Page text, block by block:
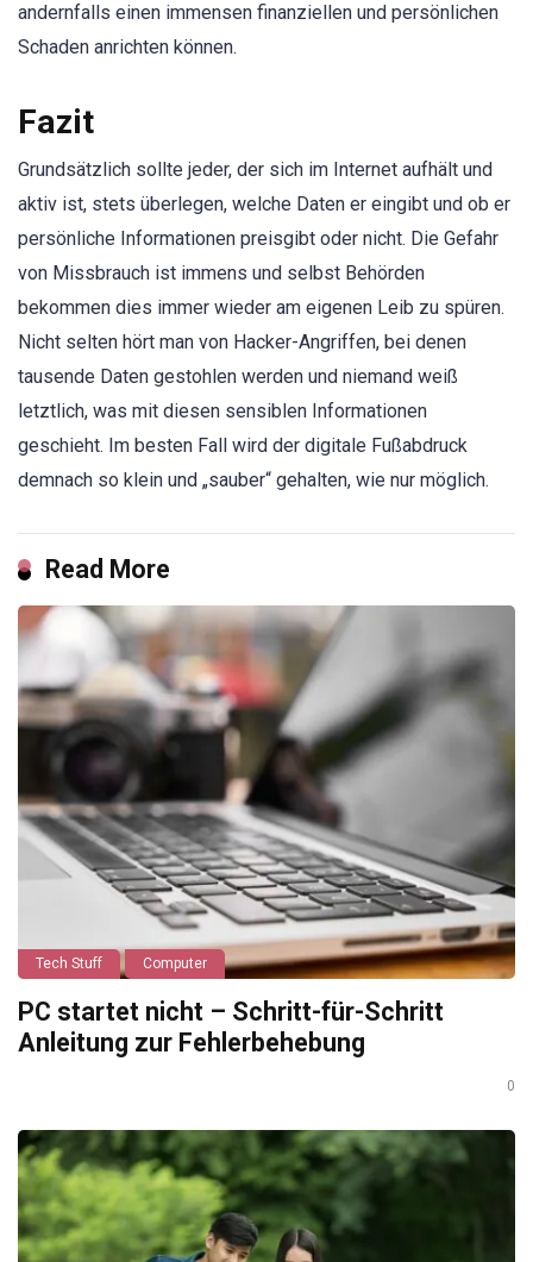
andernfalls einen immensen finanziellen und persönlichen
Schaden anrichten können.
Fazit
Grundsätzlich sollte jeder, der sich im Internet aufhält und
aktiv ist, stets überlegen, welche Daten er eingibt und ob er
persönliche Informationen preisgibt oder nicht. Die Gefahr
von Missbrauch ist immens und selbst Behörden
bekommen dies immer wieder am eigenen Leib zu spüren.
Nicht selten hört man von Hacker-Angriffen, bei denen
tausende Daten gestohlen werden und niemand weiß
letztlich, was mit diesen sensiblen Informationen
geschieht. Im besten Fall wird der digitale Fußabdruck
demnach so klein und „sauber“ gehalten, wie nur möglich.
Read More
Tech Stuff Computer
PC startet nicht – Schritt-für-Schritt
Anleitung zur Fehlerbehebung
0